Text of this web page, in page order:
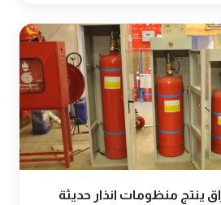
ينتج منظومات انذار حديثة